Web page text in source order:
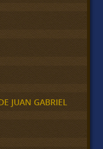
JUAN GABRIEL